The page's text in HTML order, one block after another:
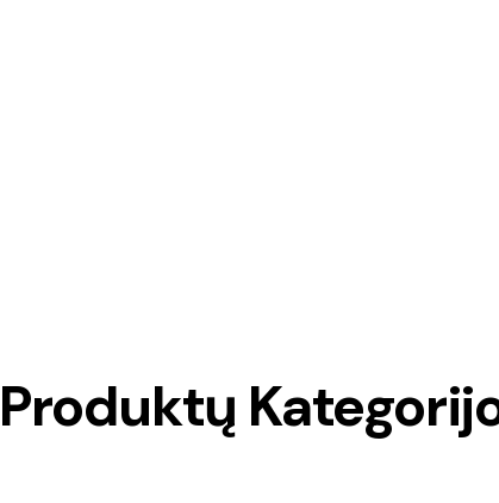
Produktų